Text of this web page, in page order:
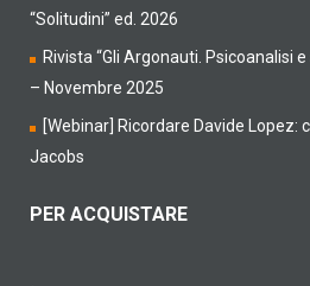
“Solitudini” ed. 2026
Rivista “Gli Argonauti. Psicoanalisi
– Novembre 2025
[Webinar] Ricordare Davide Lopez:
Jacobs
PER ACQUISTARE